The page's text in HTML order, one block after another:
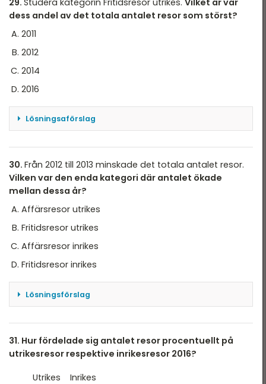
dess andel av det totala antalet resor som störst?
2011
2012
2014
2016
Lösningsaförslag
000, vilket var mest. Samtidigt var det totala
antalet resor något lägre än toppåret 2012
Svar: D
30. Från 2012 till 2013 minskade det totala antalet resor.
Vilken var den enda kategori där antalet ökade
mellan dessa år?
Affärsresor utrikes
Fritidsresor utrikes
Affärsresor inrikes
Fritidsresor inrikes
Lösningsförslag
som ökar är den vita - Affärsresor inrikes
Svar: C
31. Hur fördelade sig antalet resor procentuellt på
utrikesresor respektive inrikesresor 2016?
Utrikes Inrikes
VT 2018
VT 2012